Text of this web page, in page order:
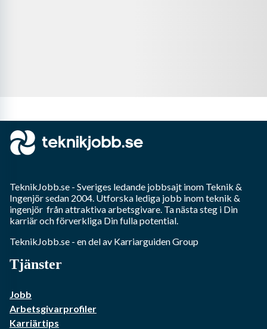
TeknikJobb.se - Sveriges ledande jobbsajt inom Teknik &
Ingenjörsedan 2004. Utforska lediga jobb inomteknik &
ingenjör från attraktiva arbetsgivare. Ta nästa steg i Din
karriär och förverkliga Din fulla potential.
TeknikJobb.se - en del av Karriarguiden Group
Tjänster
Jobb
Arbetsgivarprofiler
Karriärtips